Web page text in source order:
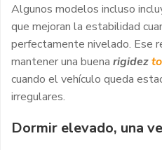
Algunos modelos incluso
que mejoran la estabilidad
perfectamente nivelado. Ese
mantener una buena rigidez
cuando el vehículo queda
irregulares.
Dormir elevado, una